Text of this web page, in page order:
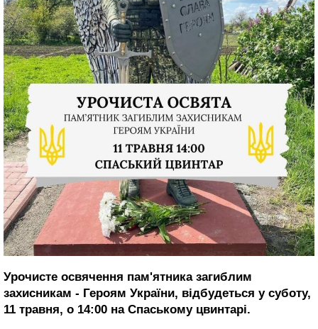
Урочисте освячення пам'ятника загиблим
захисникам - Героям України, відбудеться у суботу,
11 травня, о 14:00 на Спаському цвинтарі.